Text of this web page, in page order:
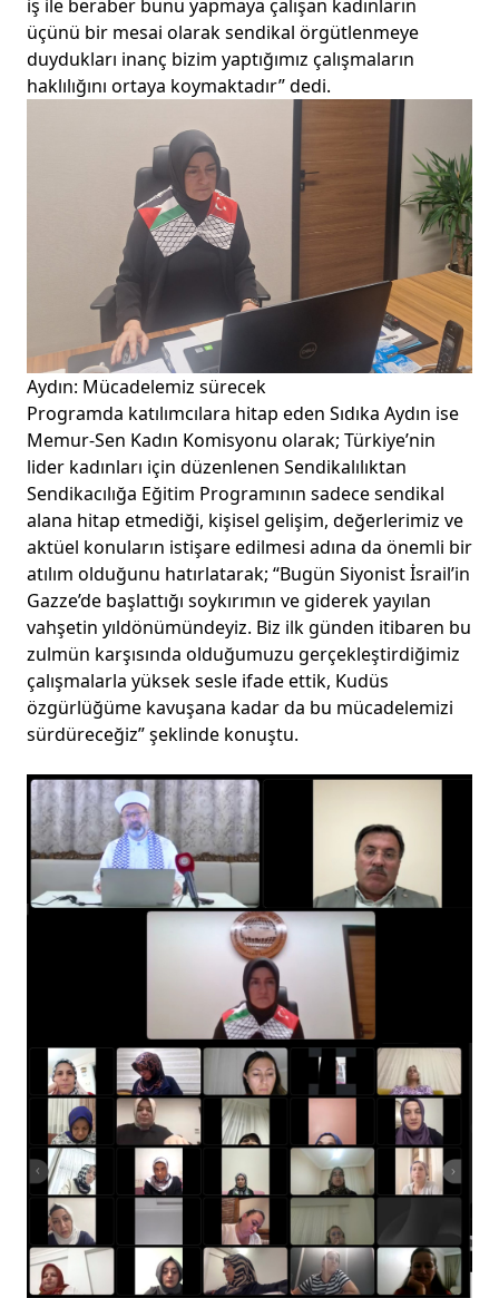
iş ile beraber bunu yapmaya çalışan kadınların
üçünü bir mesai olarak sendikal örgütlenmeye
duydukları inanç bizim yaptığımız çalışmaların
haklılığını ortaya koymaktadır” dedi.
Aydın: Mücadelemiz sürecek
Programda katılımcılara hitap eden Sıdıka Aydın ise
Memur-Sen Kadın Komisyonu olarak; Türkiye’nin
lider kadınları için düzenlenen Sendikalılıktan
Sendikacılığa Eğitim Programının sadece sendikal
alana hitap etmediği, kişisel gelişim, değerlerimiz ve
aktüel konuların istişare edilmesi adına da önemli bir
atılım olduğunu hatırlatarak; “Bugün Siyonist İsrail’in
Gazze’de başlattığı soykırımın ve giderek yayılan
vahşetin yıldönümündeyiz. Biz ilk günden itibaren bu
zulmün karşısında olduğumuzu gerçekleştirdiğimiz
çalışmalarla yüksek sesle ifade ettik, Kudüs
özgürlüğüme kavuşana kadar da bu mücadelemizi
sürdüreceğiz” şeklinde konuştu.